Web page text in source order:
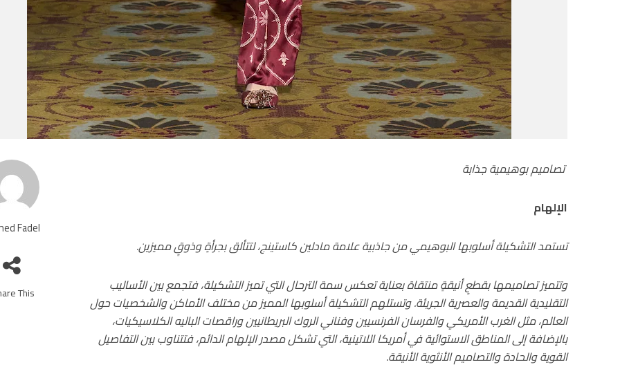
Fadel
This!
تصاميم بوهيمية جذابة
الإلهام
تستمد التشكيلة أسلوبها البوهيمي من جاذبية علامة مادلين كاستينج، لتتألق بجرأةٍ وذوقٍ مميزين.
وتتميز تصاميمها بقطعٍ أنيقةٍ منتقاة بعناية تعكس سمة الترحال التي تميز التشكيلة، فتجمع بين الأساليب
التقليدية القديمة والعصرية الجريئة. وتستلهم التشكيلة أسلوبها المميز من مختلف الأماكن والشخصيات حول
العالم، مثل الغرب الأمريكي والفرسان الفرنسيين وفناني الروك البريطانيين وراقصات الباليه الكلاسيكيات،
بالإضافة إلى المناطق الاستوائية في أمريكا اللاتينية، التي تشكل مصدر الإلهام الدائم، فتتناوب بين التفاصيل
القوية والحادة والتصاميم الأنثوية الأنيقة.